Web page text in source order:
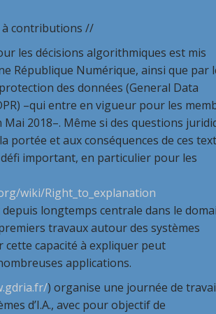
contributions //
les décisions algorithmiques est mis
République Numérique, ainsi que par
des données (General Data
–qui entre en vigueur pour les
Mai 2018–. Même si des questions
portée et aux conséquences de ces
important, en particulier pour les
wiki/Right_to_explanation
longtemps centrale dans le
travaux autour des systèmes
capacité à expliquer peut
applications.
) organise une journée de
d’I.A., avec pour objectif de